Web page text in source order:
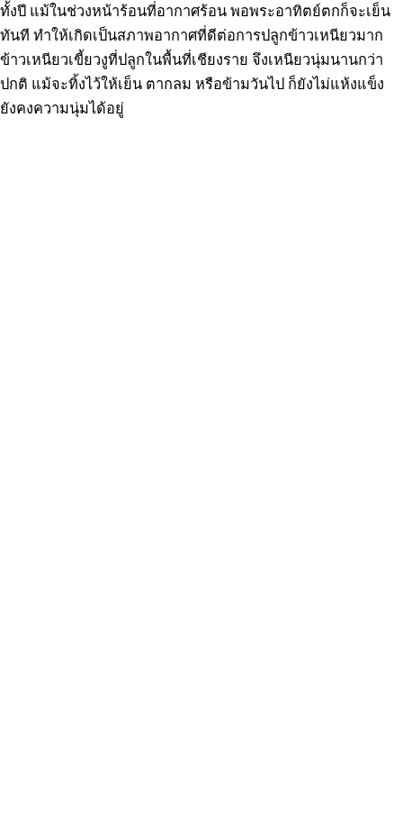
ทั้งปี แม้ในช่วงหน้าร้อนที่อากาศร้อน พอพระอาทิตย์ตกก็จะเย็น
ทันที ทำให้เกิดเป็นสภาพอากาศที่ดีต่อการปลูกข้าวเหนียวมาก
ข้าวเหนียวเขี้ยวงูที่ปลูกในพื้นที่เชียงราย จึงเหนียวนุ่มนานกว่า
ปกติ แม้จะทิ้งไว้ให้เย็น ตากลม หรือข้ามวันไป ก็ยังไม่แห้งแข็ง
ยังคงความนุ่มได้อยู่